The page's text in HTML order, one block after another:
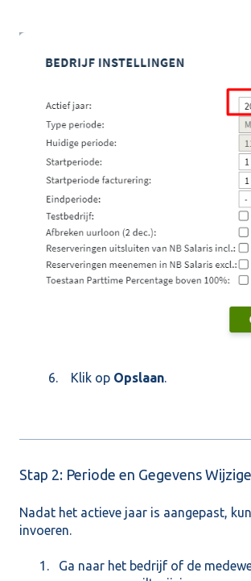
6. Klik op Opslaan.
Stap 2: Periode en Gegevens
Nadat het actieve jaar is aangepast,
invoeren.
Ga naar het bedrijf of de